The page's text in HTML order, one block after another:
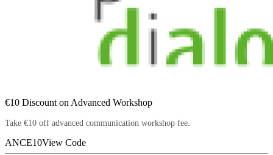
€10 Discount on Advanced Workshop
Take €10 off advanced communication workshop fee.
ANCE10View Code